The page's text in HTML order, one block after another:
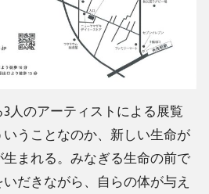
人のアーティストによる展覧
うことなのか、新しい生命が
まれる。みなぎる生命の前で
だきながら、自らの体が与え